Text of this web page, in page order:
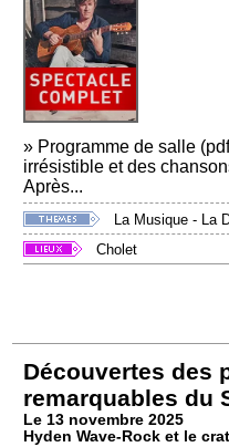
» Programme de salle
irrésistible et des
Après...
La Musique - La
Cholet
Découvertes des
remarquables du
Le 13 novembre 2025
Hyden Wave-Rock et le